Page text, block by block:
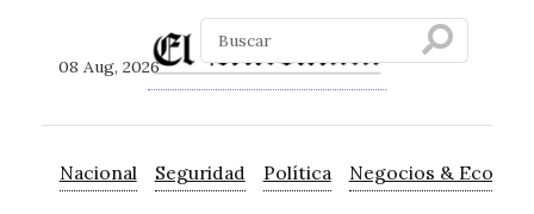
08 Aug, 2026
Nacional Seguridad Política Negocios &